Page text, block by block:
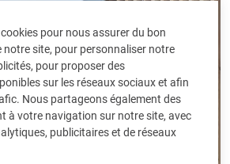
pour nous assurer du bon
site, pour personnaliser notre
pour proposer des
sur les réseaux sociaux et afin
Nous partageons également des
à votre navigation sur notre site, avec
publicitaires et de réseaux